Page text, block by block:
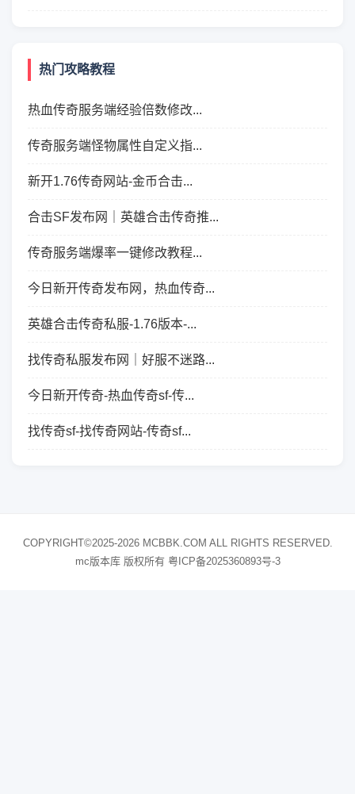
热门攻略教程
热血传奇服务端经验倍数修改...
传奇服务端怪物属性自定义指...
新开1.76传奇网站-金币合击...
合击SF发布网｜英雄合击传奇推...
传奇服务端爆率一键修改教程...
今日新开传奇发布网，热血传奇...
英雄合击传奇私服-1.76版本-...
找传奇私服发布网｜好服不迷路...
今日新开传奇-热血传奇sf-传...
找传奇sf-找传奇网站-传奇sf...
COPYRIGHT©2025-2026 MCBBK.COM ALL RIGHTS RESERVED.
mc版本库 版权所有 粤ICP备2025360893号-3